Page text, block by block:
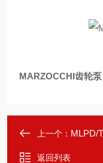
MARZOCCHI齿轮泵
上一个： MLPD/
返回列表